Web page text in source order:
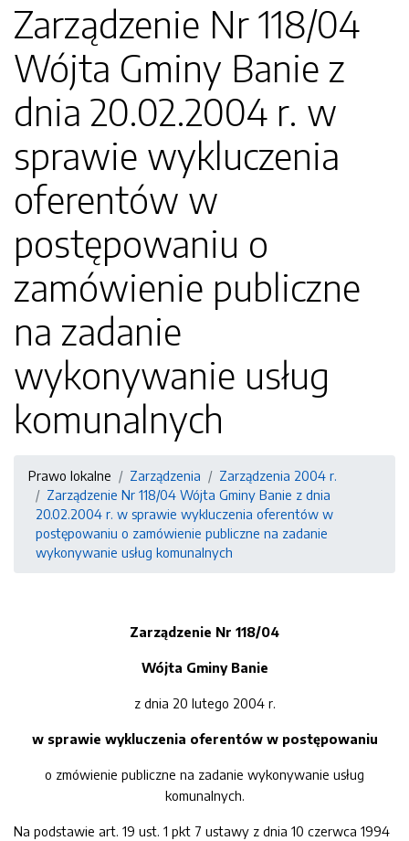
Zarządzenie Nr 118/04
Wójta Gminy Banie z
dnia 20.02.2004 r. w
sprawie wykluczenia
oferentów w
postępowaniu o
zamówienie publiczne
na zadanie
wykonywanie usług
komunalnych
Prawo lokalne Zarządzenia
Zarządzenia 2004 r.
Zarządzenie Nr 118/04 Wójta Gminy Banie z dnia
20.02.2004 r. w sprawie wykluczenia oferentów w
postępowaniu o zamówienie publiczne na zadanie
wykonywanie usług komunalnych
Zarządzenie Nr 118/04
Wójta Gminy Banie
z dnia 20 lutego 2004 r.
w sprawie wykluczenia oferentów w postępowaniu
o zmówienie publiczne na zadanie wykonywanie usług
komunalnych.
Na podstawie art. 19 ust. 1 pkt 7 ustawy z dnia 10 czerwca 1994